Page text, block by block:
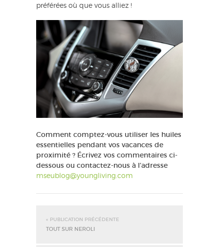
préférées où que vous alliez !
Comment comptez-vous utiliser les huiles
essentielles pendant vos vacances de
proximité ? Écrivez vos commentaires ci-
dessous ou contactez-nous à l’adresse
mseublog@youngliving.com
« PUBLICATION PRÉCÉDENTE
TOUT SUR NEROLI